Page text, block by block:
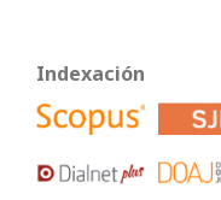
Indexación